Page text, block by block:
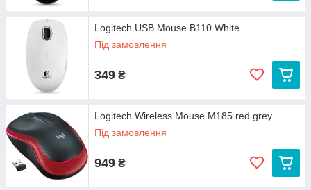
Logitech USB Mouse B110 White
Під замовлення
349 ₴
Logitech Wireless Mouse M185 red grey
Під замовлення
949 ₴